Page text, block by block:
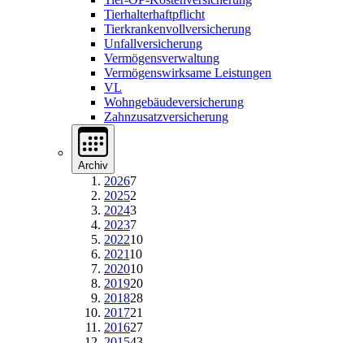
Tierhalterhaftpflicht
Tierkrankenvollversicherung
Unfallversicherung
Vermögensverwaltung
Vermögenswirksame Leistungen
VL
Wohngebäudeversicherung
Zahnzusatzversicherung
Archiv
20267
20252
20243
20237
202210
202110
202010
201920
201828
201721
201627